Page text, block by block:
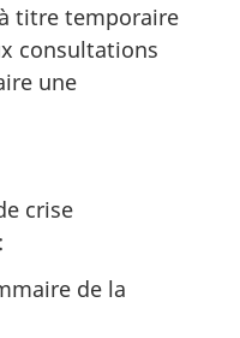
titre temporaire
consultations
une
crise
de la